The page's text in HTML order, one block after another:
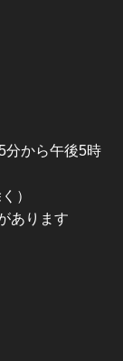
分から午後5時
）
あります